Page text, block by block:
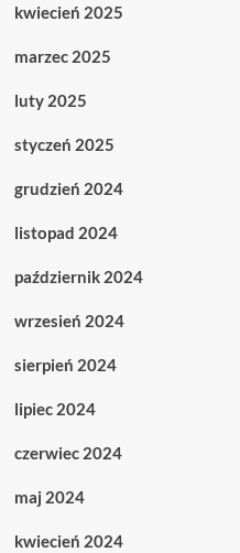
kwiecień 2025
marzec 2025
luty 2025
styczeń 2025
grudzień 2024
listopad 2024
październik 2024
wrzesień 2024
sierpień 2024
lipiec 2024
czerwiec 2024
maj 2024
kwiecień 2024